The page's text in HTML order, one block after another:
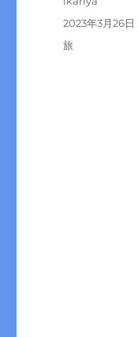
投
稿
2023年3月26日
カ
旅